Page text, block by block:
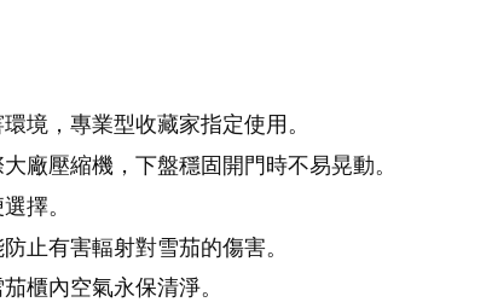
境，專業型收藏家指定使用。
廠壓縮機，下盤穩固開門時不易晃動。
擇。
止有害輻射對雪茄的傷害。
櫃內空氣永保清淨。